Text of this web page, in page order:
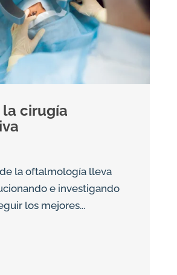
la cirugía
la oftalmología lleva
e investigando
los mejores...